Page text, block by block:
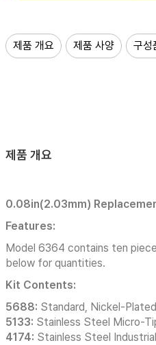
제품 개요 제품 사양 구성
제품 개요
0.08in(2.03mm)
Features:
Model 6364 contains ten
below for quantities.
Kit Contents:
5688: Standard, Nickel-
5133: Stainless Steel Micro-
4174: Stainless Steel